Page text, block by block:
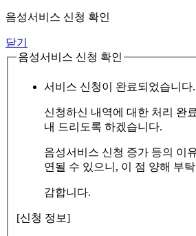
음성서비스 신청 확인
닫기
음성서비스 신청 확인
서비스 신청이 완료되었습니다.
신청하신 내역에 대한 처리 완
내 드리도록 하겠습니다.
음성서비스 신청 증가 등의 이
연될 수 있으니, 이 점 양해 부
감합니다.
[신청 정보]